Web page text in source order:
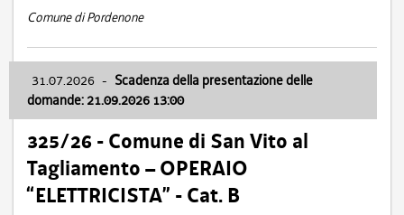
Comune di Pordenone
31.07.2026 - Scadenza della presentazione delle
domande: 21.09.2026 13:00
325/26 - Comune di San Vito al
Tagliamento – OPERAIO
“ELETTRICISTA” - Cat. B